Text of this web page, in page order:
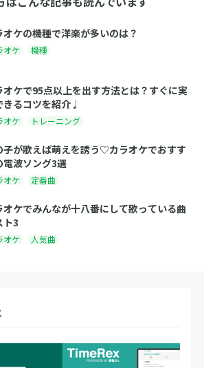
オケの機種で洋楽が多いのは？
オケ 機種
オケで95点以上を出す方法とは？すぐに実
きるコツを紹介♩
オケ トレーニング
子が歌えば萌えを誘う♡カラオケでおすす
電波ソング3選
オケ 定番曲
オケでみんなが十八番にして歌っている曲
ト3
オケ 人気曲